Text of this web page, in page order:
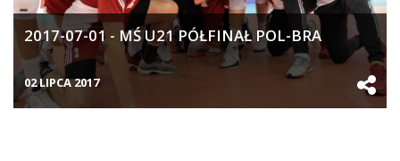
2017-07-01 - MŚ U21 PÓŁFINAŁ POL-BRA
02 LIPCA 2017